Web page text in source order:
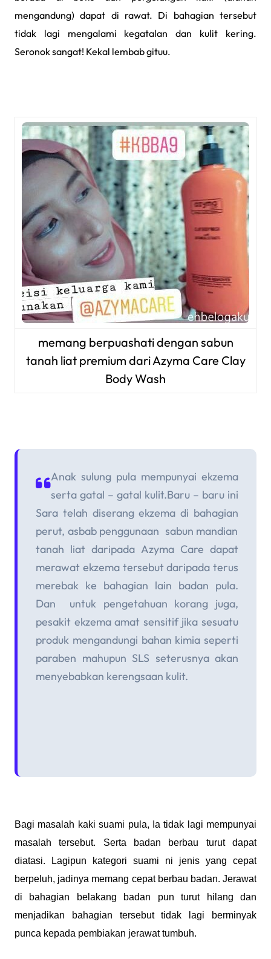
mengandung) dapat di rawat. Di bahagian tersebut
tidak lagi mengalami kegatalan dan kulit kering.
Seronok sangat! Kekal lembab gituu.
memang berpuashati dengan sabun
tanah liat premium dari Azyma Care Clay
Body Wash
Anak sulung pula mempunyai ekzema
serta gatal – gatal kulit.Baru – baru ini
Sara telah diserang ekzema di bahagian
perut, asbab penggunaan sabun mandian
tanah liat daripada Azyma Care dapat
merawat ekzema tersebut daripada terus
merebak ke bahagian lain badan pula.
Dan
untuk pengetahuan korang juga,
pesakit ekzema amat sensitif jika sesuatu
produk mengandungi bahan kimia seperti
paraben mahupun SLS seterusnya akan
menyebabkan kerengsaan kulit.
Bagi masalah kaki suami pula, Ia tidak lagi mempunyai
masalah tersebut. Serta badan berbau turut dapat
diatasi. Lagipun kategori suami ni jenis yang cepat
berpeluh, jadinya memang cepat berbau badan. Jerawat
di bahagian belakang badan pun turut hilang dan
menjadikan bahagian tersebut tidak lagi berminyak
punca kepada pembiakan jerawat tumbuh.